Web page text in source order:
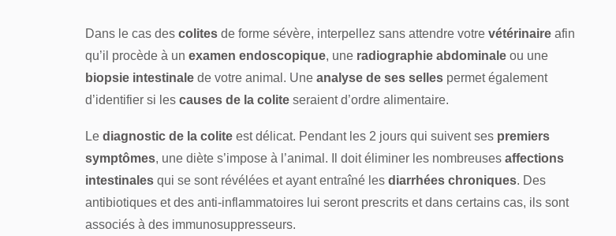
Dans le cas des colites de forme sévère, interpellez sans attendre votre vétérinaire afin
qu’il procède à un examen endoscopique, une radiographie abdominale ou une
biopsie intestinale de votre animal. Une analyse de ses selles permet également
d’identifier si les causes de la colite seraient d’ordre alimentaire.
Le diagnostic de la colite est délicat. Pendant les 2 jours qui suivent ses premiers
symptômes, une diète s’impose à l’animal. Il doit éliminer les nombreuses affections
intestinales qui se sont révélées et ayant entraîné les diarrhées chroniques. Des
antibiotiques et des anti-inflammatoires lui seront prescrits et dans certains cas, ils sont
associés à des immunosuppresseurs.